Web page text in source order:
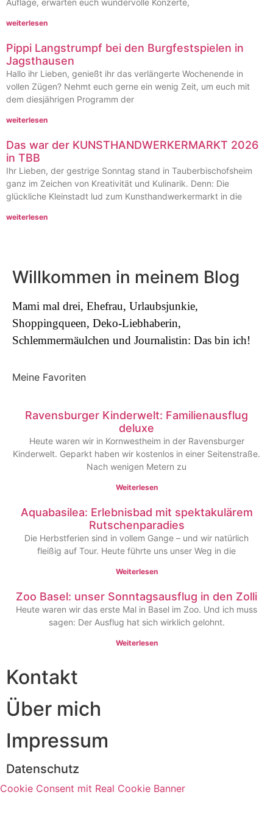
weiterlesen
Pippi Langstrumpf bei den Burgfestspielen in
Jagsthausen
Hallo ihr Lieben, genießt ihr das verlängerte Wochenende in
vollen Zügen? Nehmt euch gerne ein wenig Zeit, um euch mit
dem diesjährigen Programm der
weiterlesen
Das war der KUNSTHANDWERKERMARKT 2026
in TBB
Ihr Lieben, der gestrige Sonntag stand in Tauberbischofsheim
ganz im Zeichen von Kreativität und Kulinarik. Denn: Die
glückliche Kleinstadt lud zum Kunsthandwerkermarkt in die
weiterlesen
Willkommen in meinem Blog
Mami mal drei, Ehefrau, Urlaubsjunkie,
Shoppingqueen, Deko-Liebhaberin,
Schlemmermäulchen und Journalistin: Das bin ich!
Meine Favoriten
Ravensburger Kinderwelt: Familienausflug
deluxe
Heute waren wir in Kornwestheim in der Ravensburger
Kinderwelt. Geparkt haben wir kostenlos in einer Seitenstraße.
Nach wenigen Metern zu
Weiterlesen
Aquabasilea: Erlebnisbad mit spektakulärem
Rutschenparadies
Die Herbstferien sind in vollem Gange – und wir natürlich
fleißig auf Tour. Heute führte uns unser Weg in die
Weiterlesen
Zoo Basel: unser Sonntagsausflug in den Zolli
Heute waren wir das erste Mal in Basel im Zoo. Und ich muss
sagen: Der Ausflug hat sich wirklich gelohnt.
Weiterlesen
Kontakt
Über mich
Impressum
Datenschutz
Cookie Consent mit Real Cookie Banner